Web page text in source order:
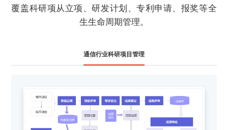
覆盖科研项从立项、研发计划、专利申请、报奖等全
生生命周期管理。
通信行业科研项目管理